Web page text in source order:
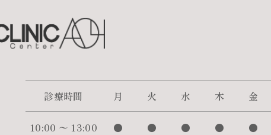
診療時間 月 火 水 木 金
10:00 〜 13:00 ● ● ● ● ●